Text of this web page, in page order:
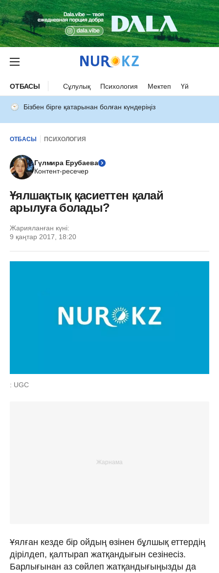
ОТБАСЫ Сұлулық Психология Мектеп Үй
Бізбен бірге қатарынан болған күндеріңіз
ОТБАСЫ ПСИХОЛОГИЯ
Гүлмира Ерубаева
Контент-ресечер
Ұялшақтық қасиеттен қалай
арылуға болады?
Жарияланған күні:
9 қаңтар 2017, 18:20
: UGC
Ұялған кезде бір ойдың өзінен бұлшық еттердің
дірілдеп, қалтырап жатқандығын сезінесіз.
Барлығынан аз сөйлеп жатқандығыңызды да